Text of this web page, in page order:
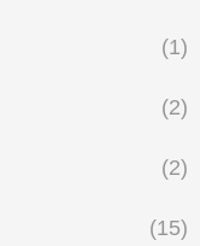
(1)
(2)
(2)
(15)